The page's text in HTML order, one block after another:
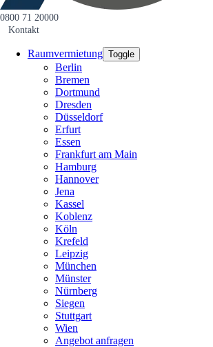
0800 71 20000
Kontakt
Raumvermietung Toggle
Berlin
Bremen
Dortmund
Dresden
Düsseldorf
Erfurt
Essen
Frankfurt am Main
Hamburg
Hannover
Jena
Kassel
Koblenz
Köln
Krefeld
Leipzig
München
Münster
Nürnberg
Siegen
Stuttgart
Wien
Angebot anfragen